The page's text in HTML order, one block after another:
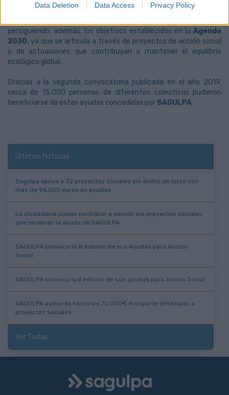
Data Deletion Data Access Privacy Policy
En este sentido, esta tercera convocatoria ha reflejado el
persiguiendo, además, los objetivos establecidos en la Agenda
2030, ya que se articula a través de proyectos de acción social
y de actuaciones que contribuyan a mantener el equilibrio
ecológico global.
Gracias a la segunda convocatoria publicada en el año 2019,
cerca de 15.000 personas de diferentes colectivos pudieron
beneficiarse de estas ayudas concedidas por SAGULPA.
Últimas Noticias
Sagulpa apoya a 32 proyectos sociales sin ánimo de lucro con
más de 96.000 euros en ayudas
La ciudadanía puede contribuir a decidir los proyectos sociales
que recibirán la ayuda de SAGULPA
SAGULPA convoca la III edición de sus Ayudas para Acción
Social
SAGULPA convoca la II edición de sus ayudas para Acción Social
SAGULPA aumenta hasta los 70.000€ el importe destinado a
proyectos sociales
Ver Todas
Logo